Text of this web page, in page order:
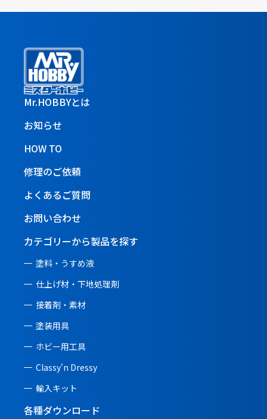
Mr.HOBBYとは
お知らせ
HOW TO
修理のご依頼
よくあるご質問
お問い合わせ
カテゴリーから製品を探す
塗料・うすめ液
仕上げ材・下地処理剤
接着剤・素材
塗装用具
ホビー用工具
Classy'n Dressy
輸入キット
各種ダウンロード